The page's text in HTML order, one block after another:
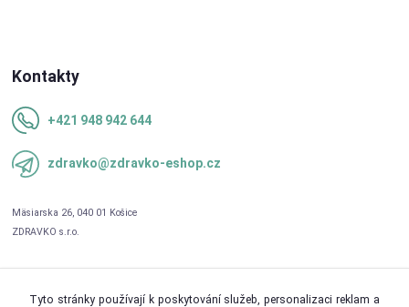
Kontakty
+421 948 942 644
zdravko@zdravko-eshop.cz
Tyto stránky používají k poskytování služeb, personalizaci reklam a